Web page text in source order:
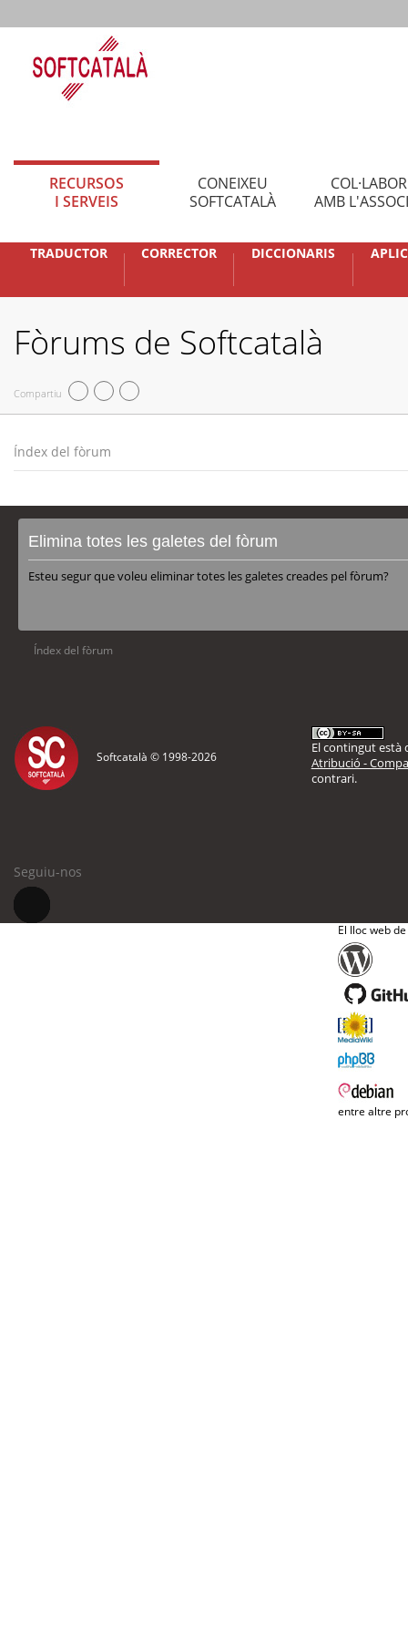
RECURSOS
I SERVEIS
CONEIXEU
SOFTCATALÀ
AMB
TRADUCTOR CORRECTOR DICCIONARIS
Fòrums de Softcatalà
Compartiu
Índex del fòrum
Elimina totes les galetes del fòrum
Esteu segur que voleu eliminar totes les galetes creades pel fòrum?
Índex del fòrum
Softcatalà © 1998-2026
El contingut està
Atribució -
contrari.
Seguiu-nos
El lloc web
entre altre